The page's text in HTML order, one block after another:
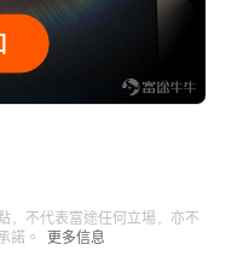
，不代表富途任何立場，亦不
諾。
更多信息